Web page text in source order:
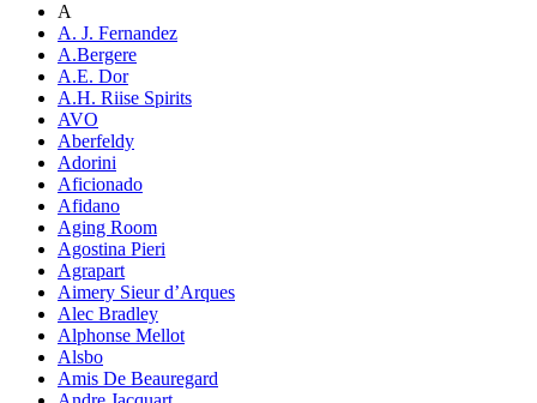
A
A. J. Fernandez
A.Bergere
A.E. Dor
A.H. Riise Spirits
AVO
Aberfeldy
Adorini
Aficionado
Afidano
Aging Room
Agostina Pieri
Agrapart
Aimery Sieur d’Arques
Alec Bradley
Alphonse Mellot
Alsbo
Amis De Beauregard